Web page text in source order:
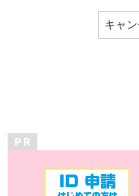
P R